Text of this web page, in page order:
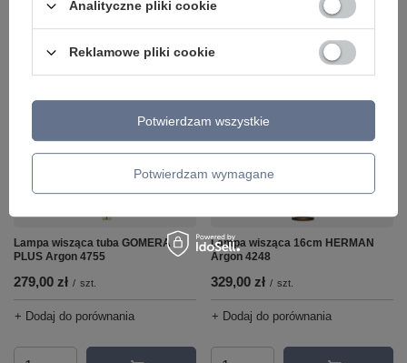
Ilość produktów
Lampa wisząca tuba GOMERA
PLUS Argon 4755
279,00 zł / szt.
+ Dodaj do porównania
Lampa wisząca 16cm HERMAN
Argon 4248
329,00 zł / szt.
+ Dodaj do porównania
Analityczne pliki cookie
Reklamowe pliki cookie
Potwierdzam wymagane
Potwierdzam wszystkie